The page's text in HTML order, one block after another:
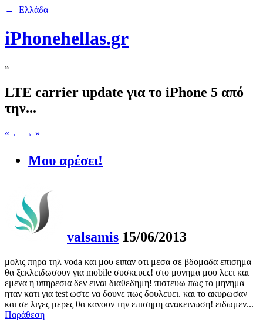
← Ελλάδα
iPhonehellas.gr
»
LTE carrier update για το iPhone 5 από
την...
« ← → »
Μου αρέσει!
valsamis 15/06/2013
μολις πηρα τηλ voda και μου ειπαν οτι μεσα σε βδομαδα επισημα
θα ξεκλειδωσουν για mobile συσκευες! στο μυνημα μου λεει και
εμενα η υπηρεσια δεν ειναι διαθεδημη! πιστευω πως το μηνημα
ηταν κατι για test ωστε να δουνε πως δουλευει. και το ακυρωσαν
και σε λιγες μερες θα κανουν την επισημη ανακεινωση! ειδωμεν...
Παράθεση